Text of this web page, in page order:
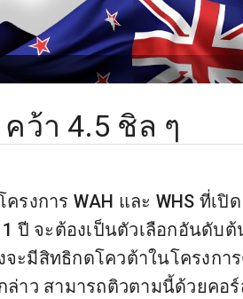
ว้า 4.5 ชิล ๆ
งการ WAH และ WHS ที่เปิด
ปี จะต้องเป็นตัวเลือกอันดับต้
ะมีสิทธิกดโควต้าในโครงกา
ล่าว สามารถติวตามนี้ด้วยคอ